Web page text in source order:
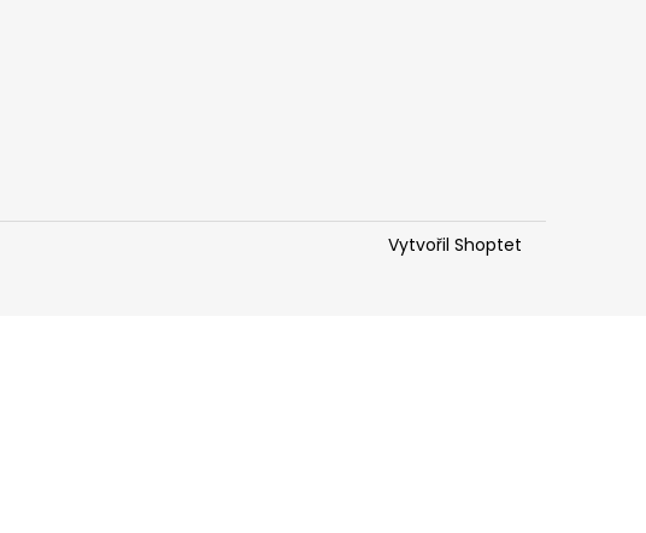
Vytvořil Shoptet